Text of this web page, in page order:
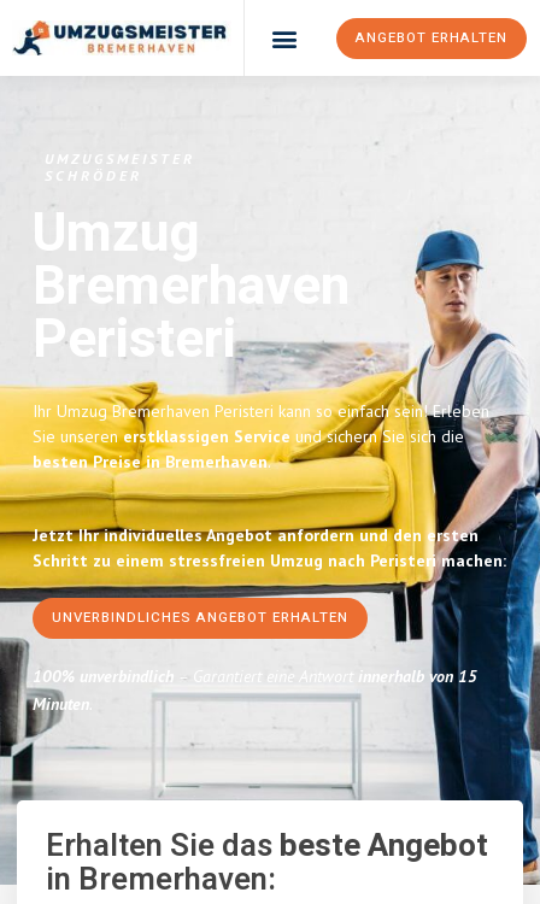
ANGEBOT ERHALTEN
UMZUGSMEISTER
SCHRÖDER
Umzug
Bremerhaven
Peristeri
Ihr Umzug Bremerhaven Peristeri kann so einfach sein! Erleben
Sie unserenerstklassigen Service und sichern Sie sich die
besten Preise in Bremerhaven.
Jetzt Ihr individuelles Angebot anfordern und den ersten
Schritt zu einem stressfreien Umzug nach Peristeri machen:
UNVERBINDLICHES ANGEBOT ERHALTEN
100% unverbindlich – Garantiert eine Antwort
innerhalb von 15
Minuten.
Erhalten Sie dasbeste Angebot
in Bremerhaven: